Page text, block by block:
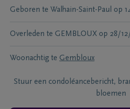
Geboren te Walhain-Saint-Paul op
Overleden te GEMBLOUX op 28/
Woonachtig te Gembloux
Stuur een condoléancebericht,
bloemen